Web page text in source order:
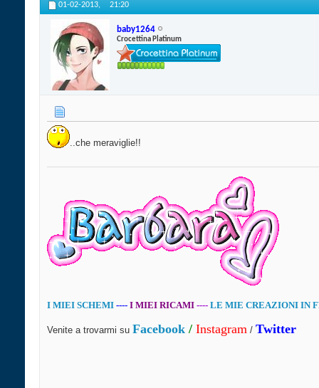
01-02-2013, 21:20
baby1264
Crocettina Platinum
..che meraviglie!!
I MIEI SCHEMI ---- I MIEI RICAMI ---- LE MIE CREAZIONI IN
Venite a trovarmi su Facebook / Instagram / Twitter